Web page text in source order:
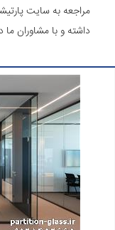
مراجعه به سایت
داشته و با مشاوران ما